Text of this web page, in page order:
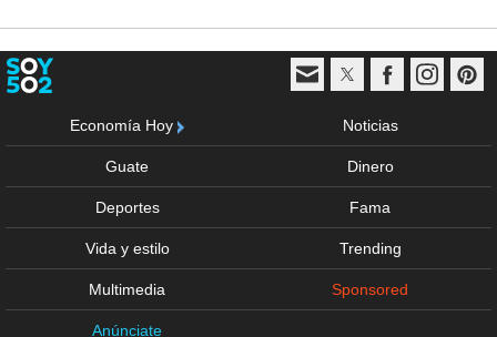
Economía Hoy Noticias
Guate Dinero
Deportes Fama
Vida y estilo Trending
Multimedia Sponsored
Anúnciate